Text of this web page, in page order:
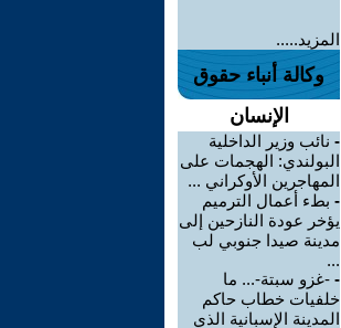
المزيد.....
وكالة أنباء حقوق
الإنسان
- نائب وزير الداخلية
البولندي: الهجمات على
المهاجرين الأوكراني ...
- بطء أعمال الترميم
يؤخر عودة النازحين إلى
مدينة صيدا جنوبي لب
...
- -غزو سبتة-... ما
خلفيات خطاب حاكم
المدينة الإسبانية الذي